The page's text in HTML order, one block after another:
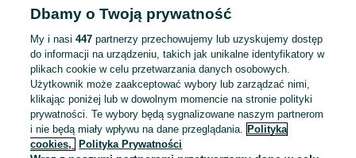
Opona 315/80R22.5 MICHELIN X MULTI GRIP Z (700
netto)
861 zł
Dbamy o Twoją prywatność
My i nasi447 partnerzy przechowujemy lub uzyskujemy dostęp
do informacji na urządzeniu, takich jak unikalne identyfikatory w
plikach cookie w celu przetwarzania danych osobowych.
Użytkownik może zaakceptować wybory lub zarządzać nimi,
klikając poniżej lub w dowolnym momencie na stronie polityki
prywatności. Te wybory będą sygnalizowane naszym partnerom
i nie będą miały wpływu na dane przeglądania. Polityka
cookies,
Polityka Prywatności